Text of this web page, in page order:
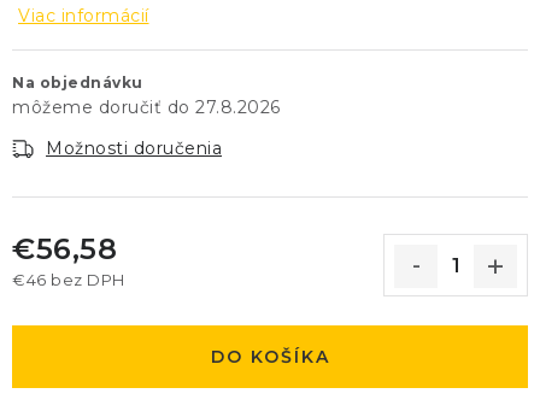
Viac informácií
Na objednávku
27.8.2026
Možnosti doručenia
€56,58
€46 bez DPH
DO KOŠÍKA